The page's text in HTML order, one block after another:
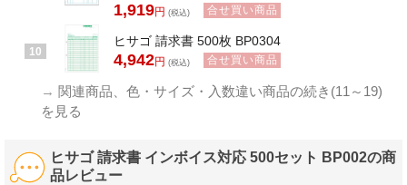
1,919円 (税込) 合せ買い商品
10
ヒサゴ 請求書 500枚 BP0304
4,942円 (税込) 合せ買い商品
→ 関連商品、色・サイズ・入数違い商品の続き(11～19)
を見る
ヒサゴ 請求書 インボイス対応 500セット BP002の商
品レビュー